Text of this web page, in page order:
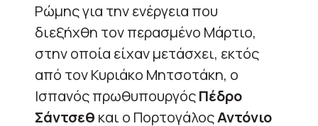
Ρώμης για την ενέργεια που
διεξήχθη τον περασμένο Μάρτιο,
στην οποία είχαν μετάσχει, εκτός
από τον Κυριάκο Μητσοτάκη, ο
Ισπανός πρωθυπουργόςΠέδρο
Σάντσεθ και ο ΠορτογάλοςΑντόνιο